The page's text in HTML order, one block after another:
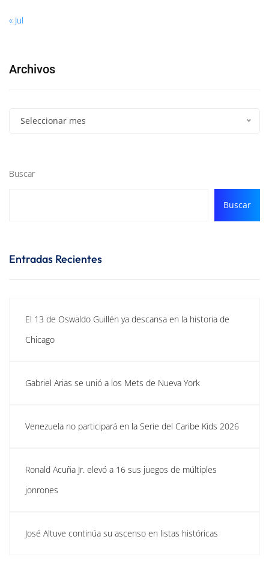
« Jul
Archivos
Seleccionar mes
Buscar
Buscar
Entradas Recientes
El 13 de Oswaldo Guillén ya descansa en la historia de
Chicago
Gabriel Arias se unió a los Mets de Nueva York
Venezuela no participará en la Serie del Caribe Kids 2026
Ronald Acuña Jr. elevó a 16 sus juegos de múltiples
jonrones
José Altuve continúa su ascenso en listas históricas